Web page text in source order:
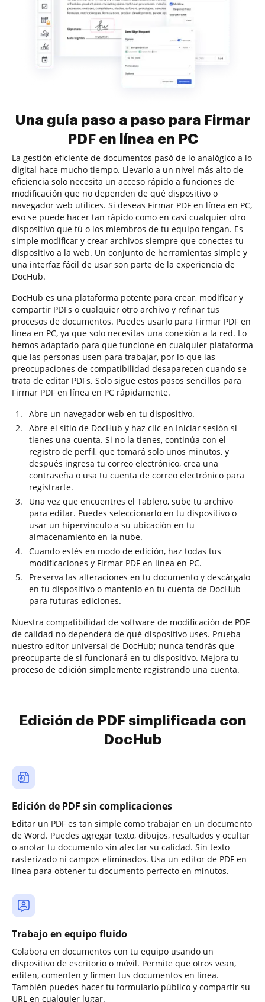
Una guía paso a paso para Firmar
PDF en línea en PC
La gestión eficiente de documentos pasó de lo analógico a lo
digital hace mucho tiempo. Llevarlo a un nivel más alto de
eficiencia solo necesita un acceso rápido a funciones de
modificación que no dependen de qué dispositivo o
navegador web utilices. Si deseas Firmar PDF en línea en PC,
eso se puede hacer tan rápido como en casi cualquier otro
dispositivo que tú o los miembros de tu equipo tengan. Es
simple modificar y crear archivos siempre que conectes tu
dispositivo a la web. Un conjunto de herramientas simple y
una interfaz fácil de usar son parte de la experiencia de
DocHub.
DocHub es una plataforma potente para crear, modificar y
compartir PDFs o cualquier otro archivo y refinar tus
procesos de documentos. Puedes usarlo para Firmar PDF en
línea en PC, ya que solo necesitas una conexión a la red. Lo
hemos adaptado para que funcione en cualquier plataforma
que las personas usen para trabajar, por lo que las
preocupaciones de compatibilidad desaparecen cuando se
trata de editar PDFs. Solo sigue estos pasos sencillos para
Firmar PDF en línea en PC rápidamente.
Abre un navegador web en tu dispositivo.
Abre el sitio de DocHub y haz clic en Iniciar sesión si
tienes una cuenta. Si no la tienes, continúa con el
registro de perfil, que tomará solo unos minutos, y
después ingresa tu correo electrónico, crea una
contraseña o usa tu cuenta de correo electrónico para
registrarte.
Una vez que encuentres el Tablero, sube tu archivo
para editar. Puedes seleccionarlo en tu dispositivo o
usar un hipervínculo a su ubicación en tu
almacenamiento en la nube.
Cuando estés en modo de edición, haz todas tus
modificaciones y Firmar PDF en línea en PC.
Preserva las alteraciones en tu documento y descárgalo
en tu dispositivo o mantenlo en tu cuenta de DocHub
para futuras ediciones.
Nuestra compatibilidad de software de modificación de PDF
de calidad no dependerá de qué dispositivo uses. Prueba
nuestro editor universal de DocHub; nunca tendrás que
preocuparte de si funcionará en tu dispositivo. Mejora tu
proceso de edición simplemente registrando una cuenta.
Edición de PDF simplificada con
DocHub
Edición de PDF sin complicaciones
Editar un PDF es tan simple como trabajar en un documento
de Word. Puedes agregar texto, dibujos, resaltados y ocultar
o anotar tu documento sin afectar su calidad. Sin texto
rasterizado ni campos eliminados. Usa un editor de PDF en
línea para obtener tu documento perfecto en minutos.
Trabajo en equipo fluido
Colabora en documentos con tu equipo usando un
dispositivo de escritorio o móvil. Permite que otros vean,
editen, comenten y firmen tus documentos en línea.
También puedes hacer tu formulario público y compartir su
URL en cualquier lugar.